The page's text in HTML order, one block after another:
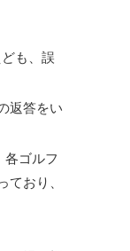
も、誤
返答をい
各ゴルフ
おり、